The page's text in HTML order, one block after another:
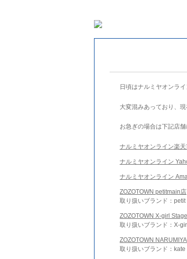
日頃はナルミヤオンラ
大変混みあっており、
お急ぎの場合は下記店
ナルミヤオンライン楽
ナルミヤオンライン
ナルミヤオンライン
ZOZOTOWN petitmain店
取り扱いブランド：
ZOZOTOWN X-girl
取り扱いブランド：X-
ZOZOTOWN
取り扱いブランド：